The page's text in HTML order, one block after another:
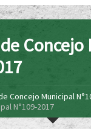
Concejo Municipal
N°109-2017